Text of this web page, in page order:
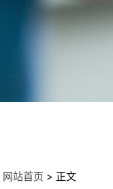
网站首页 > 正文